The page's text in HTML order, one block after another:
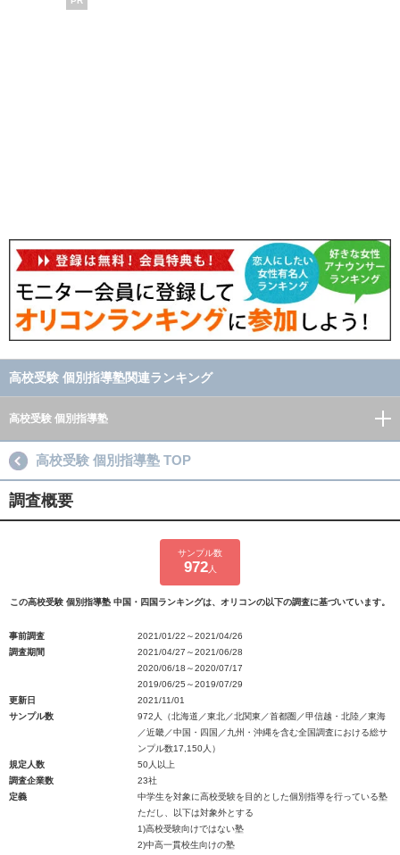
高校受験 個別指導塾関連ランキング
高校受験 個別指導塾
高校受験 個別指導塾 TOP
調査概要
サンプル数
972人
この高校受験 個別指導塾 中国・四国ランキングは、オリコンの以下の調査に基づいています。
事前調査
2021/01/22～2021/04/26
調査期間
2021/04/27～2021/06/28
2020/06/18～2020/07/17
2019/06/25～2019/07/29
更新日
2021/11/01
サンプル数
972人（北海道／東北／北関東／首都圏／甲信越・北陸／東海
／近畿／中国・四国／九州・沖縄を含む全国調査における総サ
ンプル数17,150人）
規定人数
50人以上
調査企業数
23社
定義
中学生を対象に高校受験を目的とした個別指導を行っている塾
ただし、以下は対象外とする
1)高校受験向けではない塾
2)中高一貫校生向けの塾